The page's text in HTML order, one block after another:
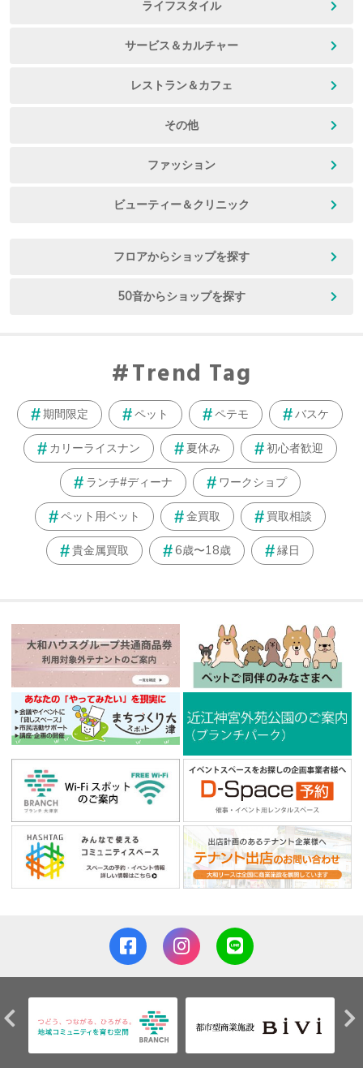
ライフスタイル
サービス＆カルチャー
レストラン＆カフェ
その他
ファッション
ビューティー＆クリニック
フロアからショップを探す
50音からショップを探す
Trend Tag
期間限定 ペット ペテモ バスケ
カリーライスナン 夏休み 初心者歓迎
ランチ#ディーナ ワークショプ
ペット用ベット 金買取 買取相談
貴金属買取 6歳〜18歳 縁日